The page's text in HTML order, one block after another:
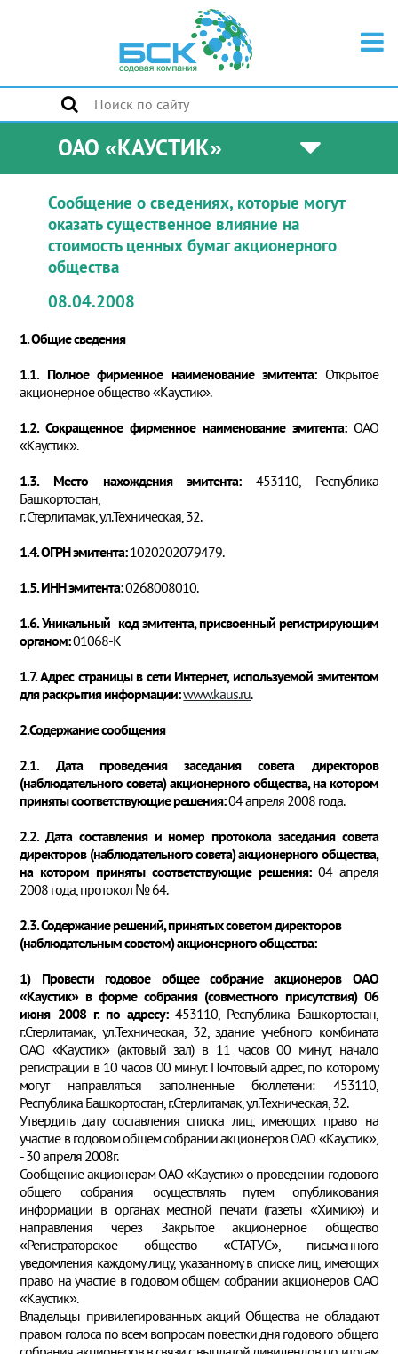
ОАО «КАУСТИК»
Сообщение о сведениях, которые могут
оказать существенное влияние на
стоимость ценных бумаг акционерного
общества
08.04.2008
1. Общие сведения
1.1. Полное фирменное наименование эмитента: Открытое
акционерное общество «Каустик».
1.2. Сокращенное фирменное наименование эмитента:ОАО
«Каустик».
1.3. Место нахождения эмитента:453110, Республика
Башкортостан,
г. Стерлитамак, ул.Техническая, 32.
1.4. ОГРН эмитента:1020202079479.
1.5. ИНН эмитента:0268008010.
1.6. Уникальный код эмитента, присвоенный регистрирующим
органом:01068-К
1.7. Адрес страницы в сети Интернет, используемой эмитентом
для раскрытия информации:www.kaus.ru.
2.Содержание сообщения
2.1. Дата проведения заседания совета директоров
(наблюдательного совета) акционерного общества, на котором
приняты соответствующие решения:04 апреля 2008 года.
2.2. Дата составления и номер протокола заседания совета
директоров (наблюдательного совета) акционерного общества,
на котором приняты соответствующие решения: 04 апреля
2008 года, протокол № 64.
2.3. Содержание решений, принятых советом директоров
(наблюдательным советом) акционерного общества:
1) Провести годовое общее собрание акционеров ОАО
«Каустик» в форме собрания (совместного присутствия) 06
июня 2008 г. по адресу:453110, Республика Башкортостан,
г.Стерлитамак, ул.Техническая, 32, здание учебного комбината
ОАО «Каустик» (актовый зал) в 11 часов 00 минут, начало
регистрации в 10 часов 00 минут. Почтовый адрес, по которому
могут направляться заполненные бюллетени: 453110,
Республика Башкортостан, г.Стерлитамак, ул.Техническая, 32.
Утвердить дату составления списка лиц, имеющих право на
участие в годовом общем собрании акционеров ОАО «Каустик»,
- 30 апреля 2008г.
Сообщение акционерам ОАО «Каустик» о проведении годового
общего собрания осуществлять путем опубликования
информации в органах местной печати (газеты «Химик») и
направления через Закрытое акционерное общество
«Регистраторское общество «СТАТУС», письменного
уведомления каждому лицу, указанному в списке лиц, имеющих
право на участие в годовом общем собрании акционеров ОАО
«Каустик».
Владельцы привилегированных акций Общества не обладают
правом голоса по всем вопросам повестки дня годового общего